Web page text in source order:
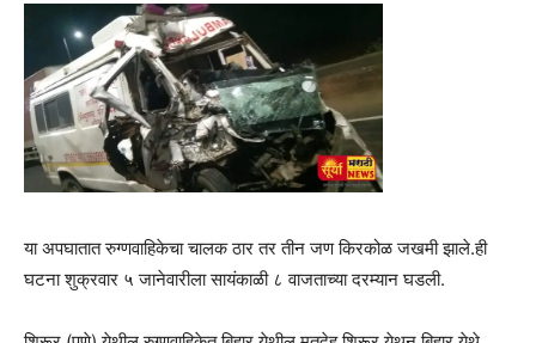
या अपघातात रुग्णवाहिकेचा चालक ठार तर तीन जण किरकोळ जखमी झाले.ही
घटना शुक्रवार ५ जानेवारीला सायंकाळी ८ वाजताच्या दरम्यान घडली.